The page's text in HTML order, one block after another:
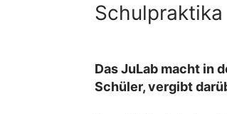
Schulpraktika
Das JuLab macht in
Schüler, vergibt